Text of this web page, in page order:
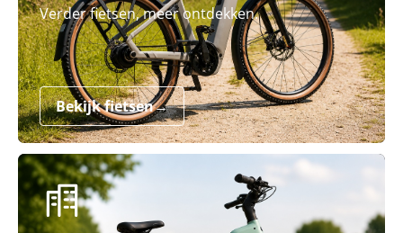
Verder fietsen, meer ontdekken.
Bekijk fietsen→